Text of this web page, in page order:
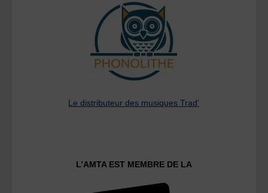
Le distributeur des musiques Trad'
L’AMTA EST MEMBRE DE LA